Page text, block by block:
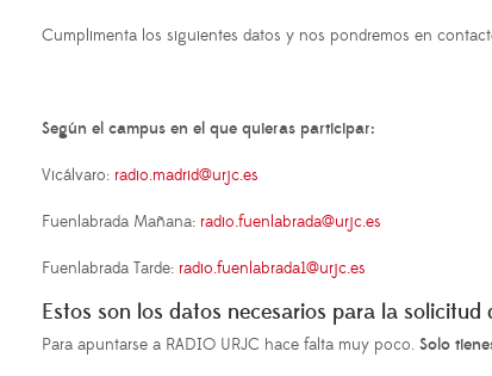
Cumplimenta los siguientes datos y nos pondremos en
Según el campus en el que quieras participar:
Vicálvaro: radio.madrid@urjc.es
Fuenlabrada Mañana: radio.fuenlabrada@urjc.es
Fuenlabrada Tarde: radio.fuenlabrada1@urjc.es
Estos son los datos necesarios para la solicitud
Para apuntarse a RADIO URJC hace falta muy poco. Solo